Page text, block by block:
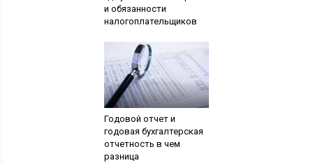
и обязанности
налогоплательщиков
Годовой отчет и
годовая бухгалтерская
отчетность в чем
разница